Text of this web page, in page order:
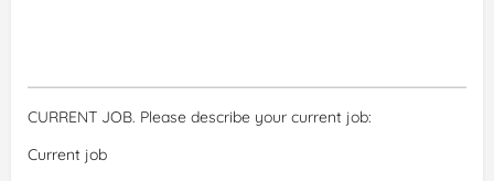
CURRENT JOB. Please describe your current job: